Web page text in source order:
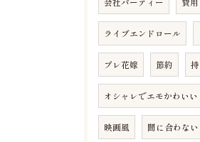
ライブエンドロール
プレ花嫁 節約
オシャレでエモかわいい
映画風 間に合わない